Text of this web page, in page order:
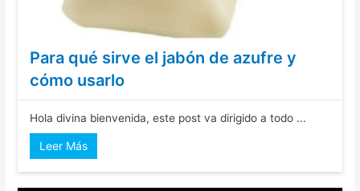
Para qué sirve el jabón de azufre y
cómo usarlo
Hola divina bienvenida, este post va dirigido a todo ...
Leer Más